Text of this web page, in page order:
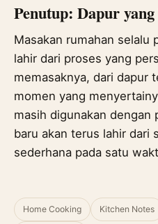
Penutup: Dapur
Masakan rumahan selalu
lahir dari proses yang
memasaknya, dari dapur
momen yang
masih digunakan
baru akan terus lahir dari
sederhana pada satu
Home Cooking Kitchen Notes